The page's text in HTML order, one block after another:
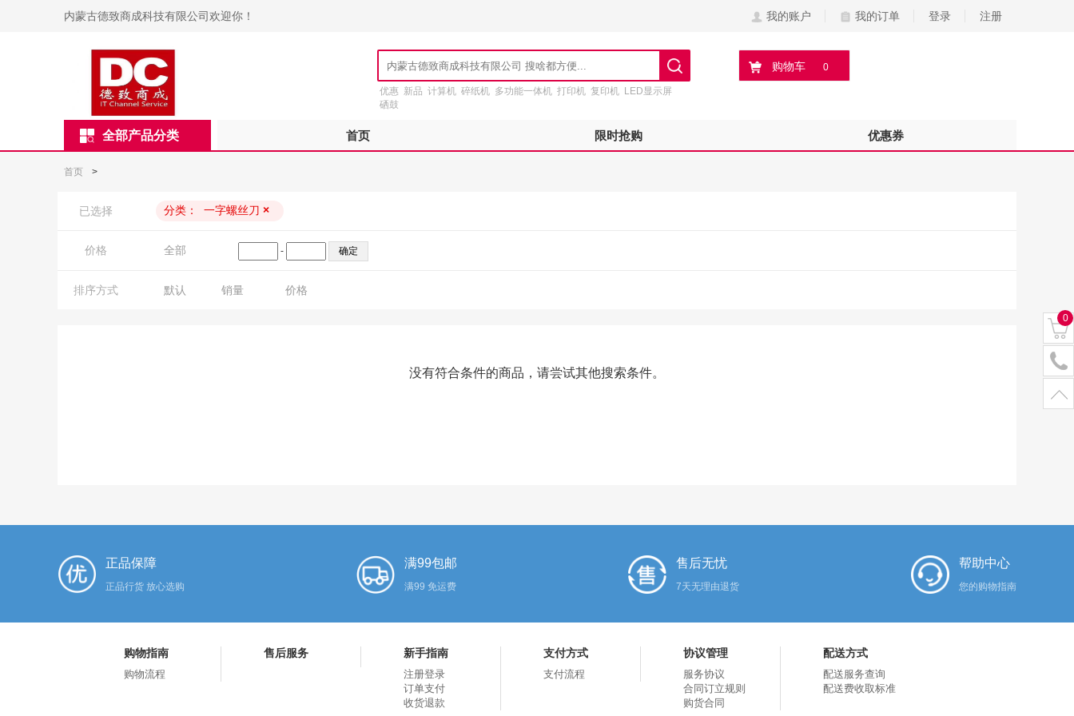
内蒙古德致商成科技有限公司欢迎你！ 我的账户 我的订单 登录 注册
购物车 0
优惠 新品 计算机 碎纸机 多功能一体机 打印机 复印机 LED显示屏
硒鼓
全部产品分类 首页 限时抢购 优惠券
首页 >
已选择 分类： 一字螺丝刀 ×
价格 全部 -
排序方式 默认 销量 价格
没有符合条件的商品，请尝试其他搜索条件。
正品保障
正品行货 放心选购
满99包邮
满99 免运费
售后无忧
7天无理由退货
帮助中心
您的购物指南
购物指南
购物流程
售后服务 新手指南
注册登录
订单支付
收货退款
支付方式
支付流程
协议管理
服务协议
合同订立规则
购货合同
配送方式
配送服务查询
配送费收取标准
0